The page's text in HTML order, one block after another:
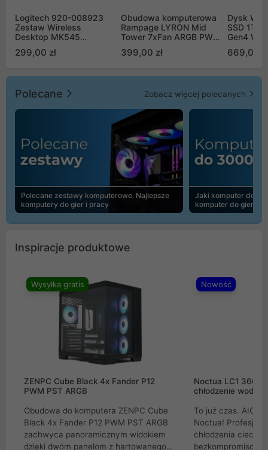
Logitech 920-008923
Zestaw Wireless
Desktop MK545
299,00 zł
Obudowa komputerowa
Rampage LYRON Mid
Tower 7xFan ARGB PWM
399,00 zł
Dysk WD
SSD 1TB
Gen4
669,00
Polecane Zobacz więcej polecanych
Polecane zestawy komputerowe. Najlepsze
komputery do gier i pracy
Jaki komputer do
komputer do gier |
Inspiracje produktowe
Wysyłka gratis
ZENPC Cube Black 4x Fander P12
PWM PST ARGB
Obudowa do komputera ZENPC Cube
Black 4x Fander P12 PWM PST ARGB
zachwyca panoramicznym widokiem
dzięki dwóm panelom z hartowanego
Nowość
Noctua LC1
chłodzenie wodne
To już czas. AIO
Noctua!
chłodzenia cieczą